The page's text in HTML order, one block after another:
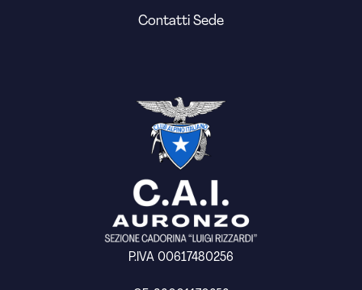
Contatti Sede
P.IVA 00617480256